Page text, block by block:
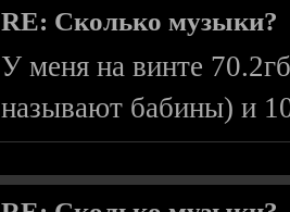
RE: Сколько музыки?
У меня на винте
называют бабины) и